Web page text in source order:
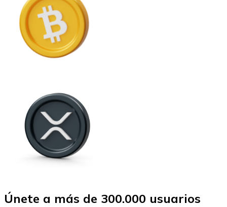
Únete a más de 300.000 usuarios